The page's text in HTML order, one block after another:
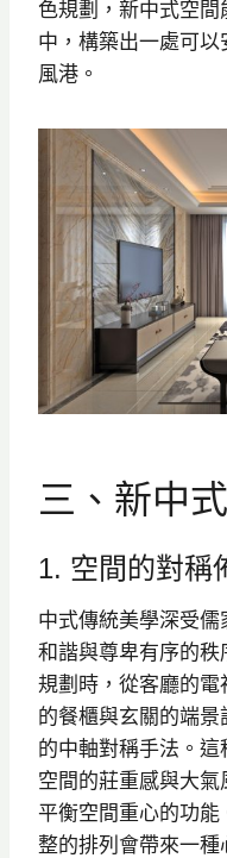
色規劃，新中式空
中，構築出一處可
風港。
三、新中
1. 空間的對稱
中式傳統美學深受儒
和諧與尊卑有序的
規劃時，從客廳的
的餐櫃與玄關的端
的中軸對稱手法。
空間的莊重感與大氣
平衡空間重心的功
整的排列會帶來一種